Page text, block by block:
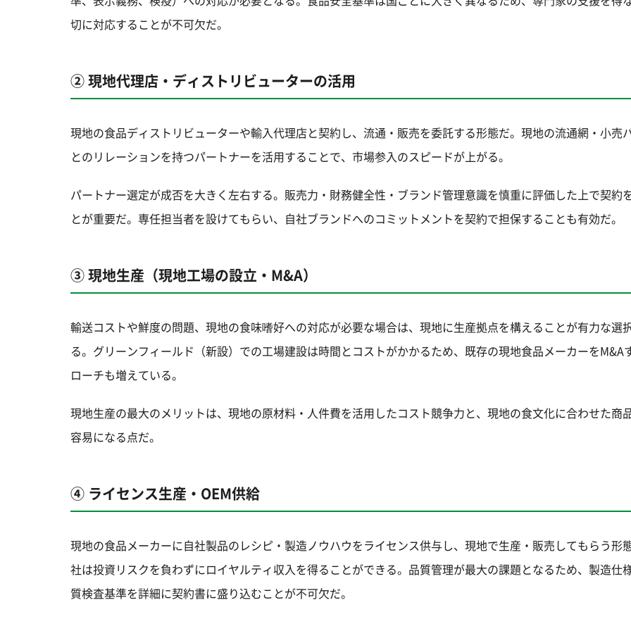
切に対応することが不可欠だ。
② 現地代理店・ディストリビューターの活用
現地の食品ディストリビューターや輸入代理店と契約し、流通・販売を委託する形態だ。現地の流通網・小売
とのリレーションを持つパートナーを活用することで、市場参入のスピードが上がる。
パートナー選定が成否を大きく左右する。販売力・財務健全性・ブランド管理意識を慎重に評価した上で契約
とが重要だ。専任担当者を設けてもらい、自社ブランドへのコミットメントを契約で担保することも有効だ。
③ 現地生産（現地工場の設立・M&A）
輸送コストや鮮度の問題、現地の食味嗜好への対応が必要な場合は、現地に生産拠点を構えることが有力な選
る。グリーンフィールド（新設）での工場建設は時間とコストがかかるため、既存の現地食品メーカーをM&A
ローチも増えている。
現地生産の最大のメリットは、現地の原材料・人件費を活用したコスト競争力と、現地の食文化に合わせた商
容易になる点だ。
④ ライセンス生産・OEM供給
現地の食品メーカーに自社製品のレシピ・製造ノウハウをライセンス供与し、現地で生産・販売してもらう形
社は投資リスクを負わずにロイヤルティ収入を得ることができる。品質管理が最大の課題となるため、製造仕
質検査基準を詳細に契約書に盛り込むことが不可欠だ。